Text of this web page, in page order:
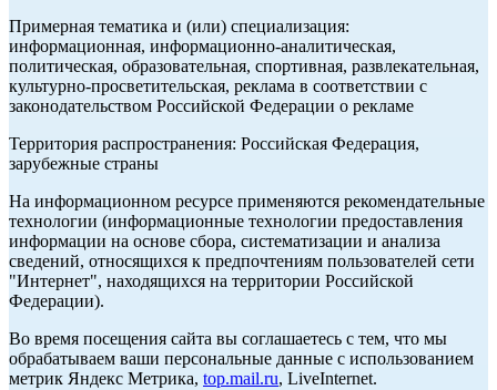
Примерная тематика и (или) специализация:
информационная, информационно-аналитическая,
политическая, образовательная, спортивная, развлекательная,
культурно-просветительская, реклама в соответствии с
законодательством Российской Федерации о рекламе
Территория распространения: Российская Федерация,
зарубежные страны
На информационном ресурсе применяются рекомендательные
технологии (информационные технологии предоставления
информации на основе сбора, систематизации и анализа
сведений, относящихся к предпочтениям пользователей сети
"Интернет", находящихся на территории Российской
Федерации).
Во время посещения сайта вы соглашаетесь с тем, что мы
обрабатываем ваши персональные данные с использованием
метрик Яндекс Метрика, top.mail.ru, LiveInternet.